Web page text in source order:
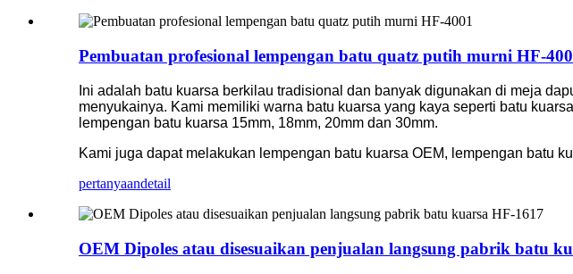
Pembuatan profesional lempengan batu quatz putih murni HF-
Ini adalah batu kuarsa berkilau tradisional dan banyak digunakan di meja
menyukainya. Kami memiliki warna batu kuarsa yang kaya seperti batu
lempengan batu kuarsa 15mm, 18mm, 20mm dan 30mm.
Kami juga dapat melakukan lempengan batu kuarsa OEM, lempengan batu
pertanyaandetail
OEM Dipoles atau disesuaikan penjualan langsung pabrik batu